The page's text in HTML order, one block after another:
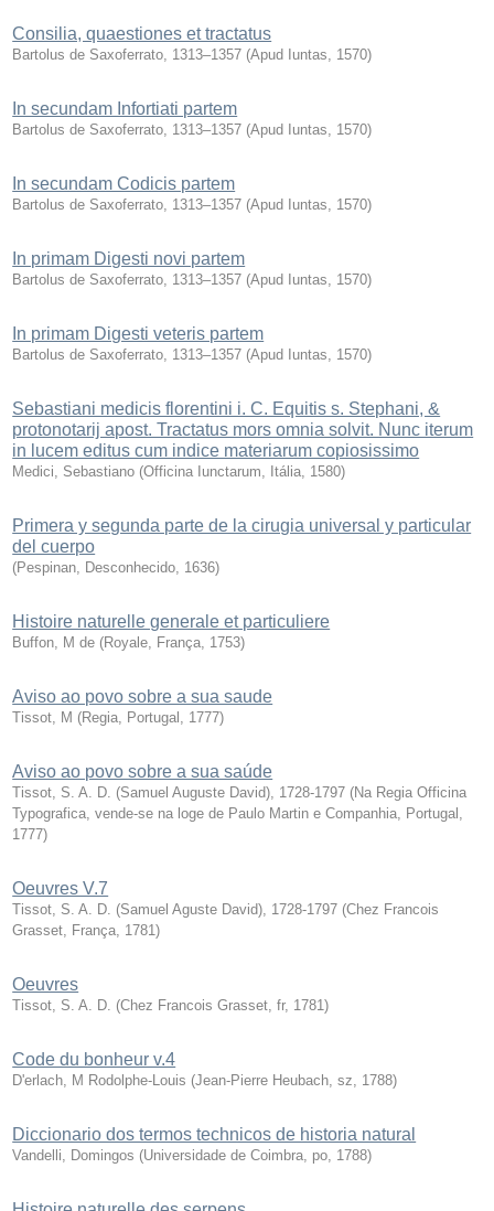
Consilia, quaestiones et tractatus
Bartolus de Saxoferrato, 1313–1357 (Apud Iuntas 1570)
In secundam Infortiati partem
Bartolus de Saxoferrato, 1313–1357 (Apud Iuntas 1570)
In secundam Codicis partem
Bartolus de Saxoferrato, 1313–1357 (Apud Iuntas 1570)
In primam Digesti novi partem
Bartolus de Saxoferrato, 1313–1357 (Apud Iuntas 1570)
In primam Digesti veteris partem
Bartolus de Saxoferrato, 1313–1357 (Apud Iuntas 1570)
Sebastiani medicis florentini i. C. Equitis s. Stephani, &
protonotarij apost. Tractatus mors omnia solvit. Nunc iterum
in lucem editus cum indice materiarum copiosissimo
Medici, Sebastiano (Officina Iunctarum, Itália 1580)
Primera y segunda parte de la cirugia universal y particular
del cuerpo
(Pespinan, Desconhecido 1636)
Histoire naturelle generale et particuliere
Buffon, M de (Royale, França 1753)
Aviso ao povo sobre a sua saude
Tissot, M (Regia, Portugal 1777)
Aviso ao povo sobre a sua saúde
Tissot, S. A. D. (Samuel Auguste David), 1728-1797 (Na Regia Officina
Typografica, vende-se na loge de Paulo Martin e Companhia, Portugal
1777)
Oeuvres V.7
Tissot, S. A. D. (Samuel Aguste David), 1728-1797 (Chez Francois
Grasset, França 1781)
Oeuvres
Tissot, S. A. D. (Chez Francois Grasset, fr, 1781)
Code du bonheur v.4
D'erlach, M Rodolphe-Louis (Jean-Pierre Heubach, sz 1788)
Diccionario dos termos technicos de historia natural
Vandelli, Domingos (Universidade de Coimbra, po 1788)